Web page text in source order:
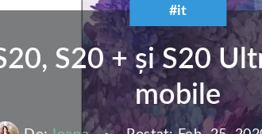
#it
S20 + și S20
mobile